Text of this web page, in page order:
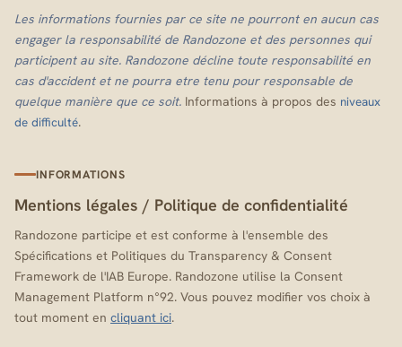
Les informations fournies par ce site ne pourront en aucun cas
engager la responsabilité de Randozone et des personnes qui
participent au site. Randozone décline toute responsabilité en
cas d'accident et ne pourra etre tenu pour responsable de
quelque manière que ce soit. Informations à propos des niveaux
de difficulté.
INFORMATIONS
Mentions légales / Politique de confidentialité
Randozone participe et est conforme à l'ensemble des
Spécifications et Politiques du Transparency & Consent
Framework de l'IAB Europe. Randozone utilise la Consent
Management Platform n°92. Vous pouvez modifier vos choix à
tout moment en cliquant ici.